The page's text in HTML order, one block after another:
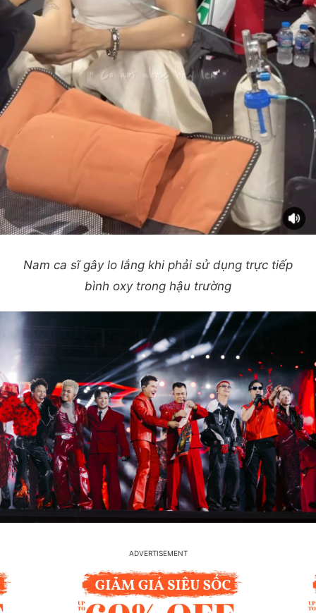
Nam ca sĩ gây lo lắng khi phải sử dụng trực tiếp
bình oxy trong hậu trường